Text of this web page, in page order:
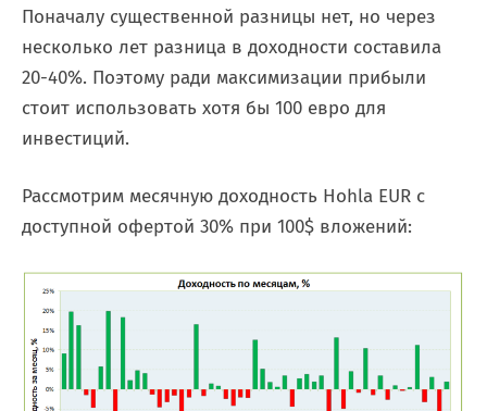
Поначалу существенной разницы нет, но через
несколько лет разница в доходности составила
20-40%. Поэтому ради максимизации прибыли
стоит использовать хотя бы 100 евро для
инвестиций.
Рассмотрим месячную доходность Hohla EUR с
доступной офертой 30% при 100$ вложений: